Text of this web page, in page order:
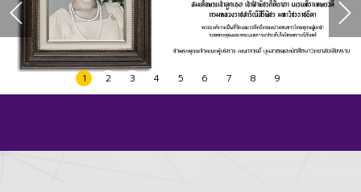
1 2 3 4 5 6 7 8 9